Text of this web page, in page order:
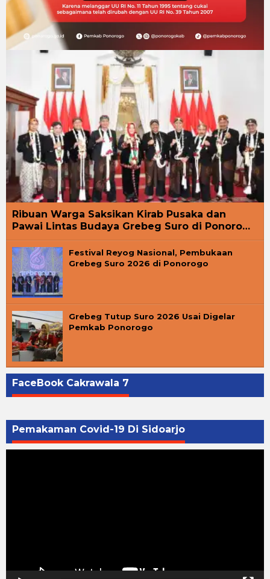
Ribuan Warga Saksikan Kirab Pusaka dan
Pawai Lintas Budaya Grebeg Suro di Ponoro…
Festival Reyog Nasional, Pembukaan
Grebeg Suro 2026 di Ponorogo
Grebeg Tutup Suro 2026 Usai Digelar
Pemkab Ponorogo
FaceBook Cakrawala 7
Pemakaman Covid-19 Di Sidoarjo